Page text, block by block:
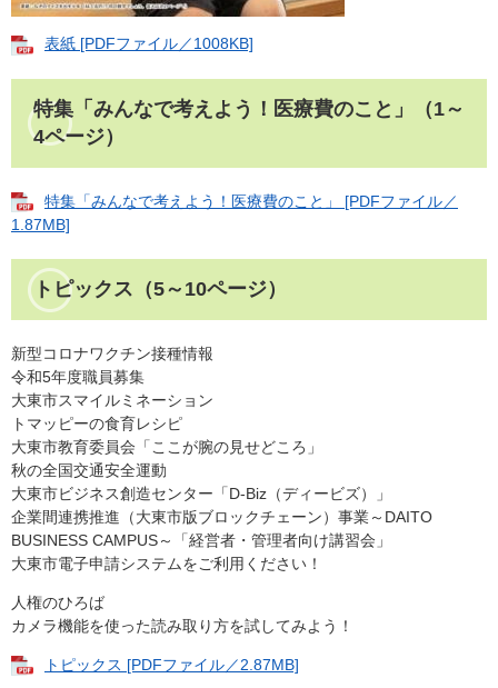
表紙 [PDFファイル／1008KB]
特集「みんなで考えよう！医療費のこと」
（1～
4ページ）
特集「みんなで考えよう！医療費のこと」 [PDFファイル／
1.87MB]
トピックス （5～10ページ）
新型コロナワクチン接種情報
令和5年度職員募集
大東市スマイルミネーション
トマッピーの食育レシピ
大東市教育委員会「ここが腕の見せどころ」
秋の全国交通安全運動
大東市ビジネス創造センター「D-Biz（ディービズ）」
企業間連携推進（大東市版ブロックチェーン）事業～DAITO
BUSINESS CAMPUS～「経営者・管理者向け講習会」
大東市電子申請システムをご利用ください！
人権のひろば
​カメラ機能を使った読み取り方を試してみよう！
トピックス [PDFファイル／2.87MB]